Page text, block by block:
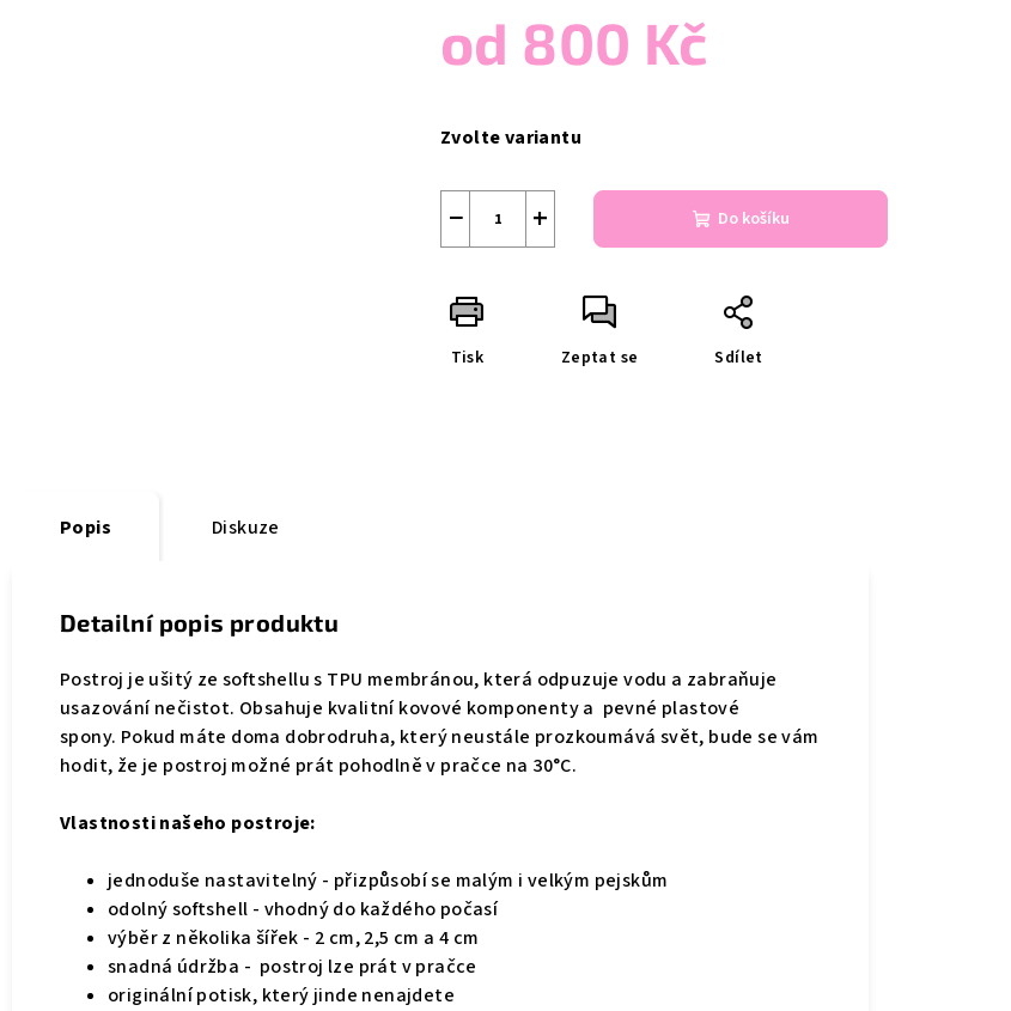
od 800 Kč
cena:
Zvolte variantu
+
− Do košíku
Tisk Zeptat se Sdílet
Popis Diskuze
Detailní popis produktu
Postroj je ušitý ze softshellu s TPU membránou, která odpuzuje vodu a zabraňuje
usazování nečistot. Obsahuje kvalitní kovové komponenty a pevné plastové
spony. Pokud máte doma dobrodruha, který neustále prozkoumává svět, bude se vám
hodit, že je postroj možné prát pohodlně v pračce na 30°C.
Vlastnosti našeho postroje:
jednoduše nastavitelný - přizpůsobí se malým i velkým pejskům
odolný softshell - vhodný do každého počasí
výběr z několika šířek - 2 cm, 2,5 cm a 4 cm
snadná údržba - postroj lze prát v pračce
originální potisk, který jinde nenajdete